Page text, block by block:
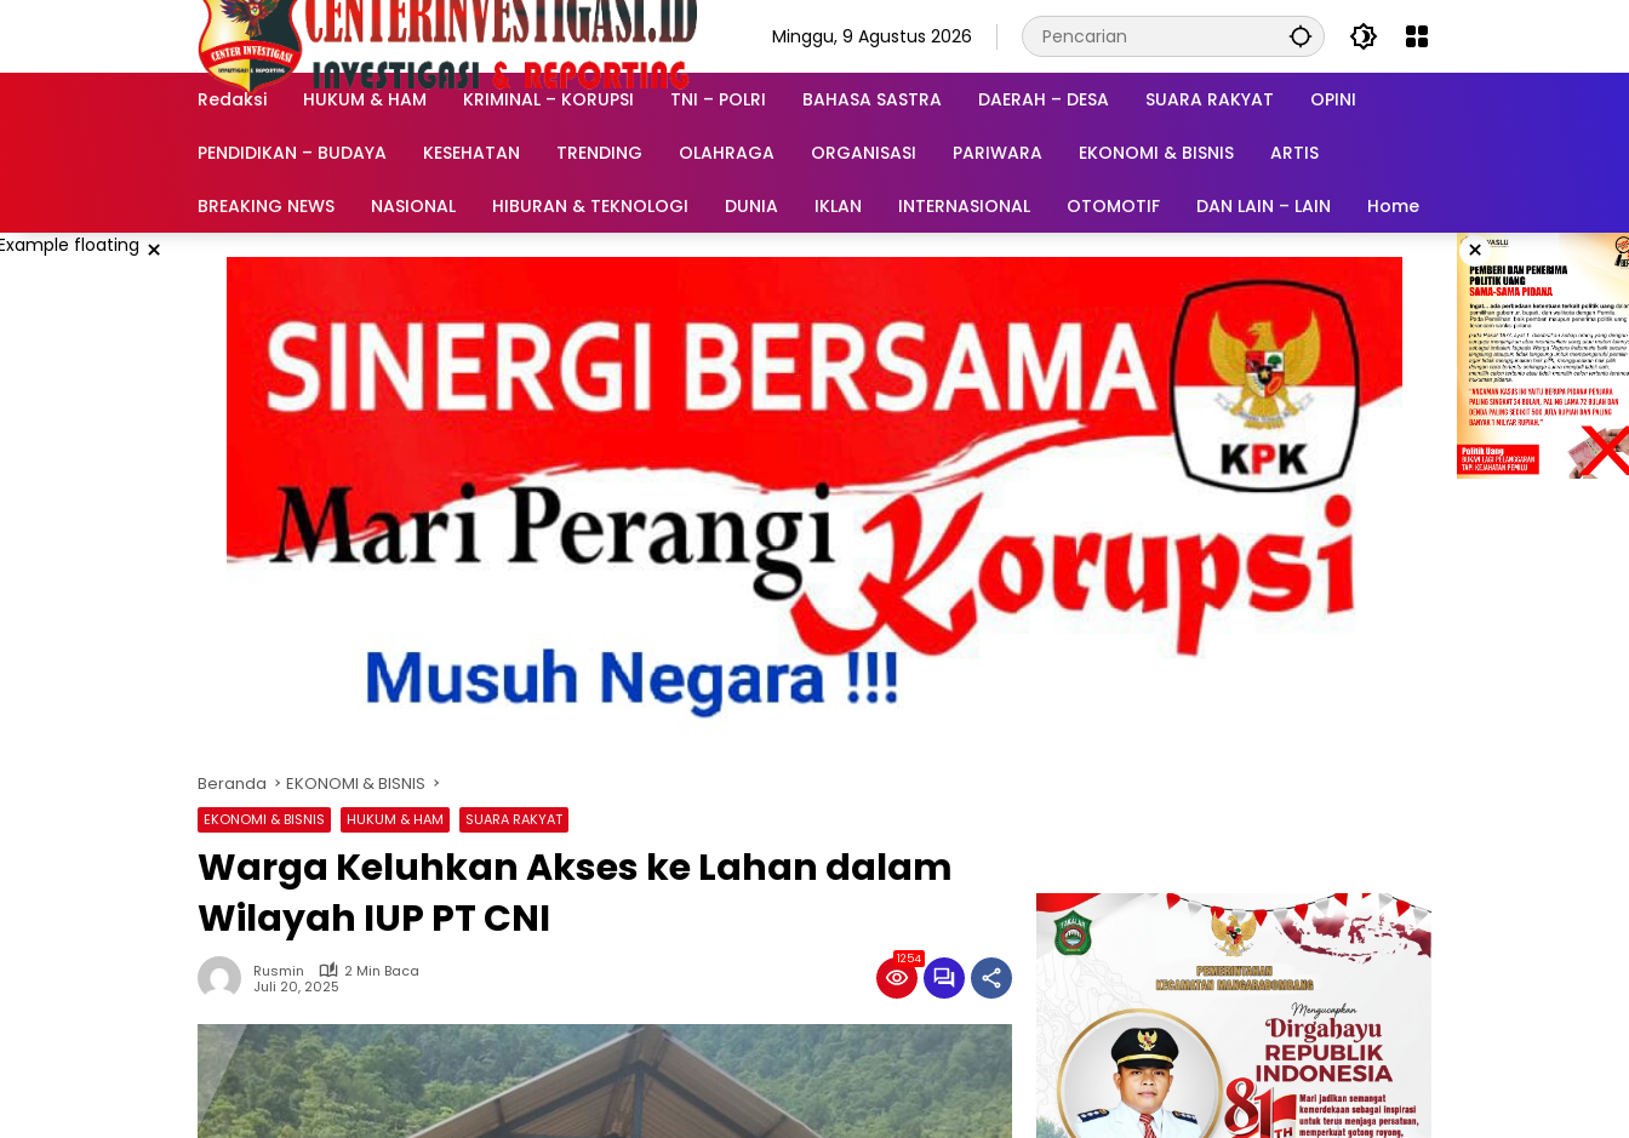
Minggu, 9 Agustus 2026
Redaksi HUKUM & HAM KRIMINAL – KORUPSI TNI – POLRI BAHASA SASTRA DAERAH – DESA SUARA RAKYAT OPINI
PENDIDIKAN – BUDAYA KESEHATAN TRENDING OLAHRAGA ORGANISASI PARIWARA EKONOMI & BISNIS ARTIS
BREAKING NEWS NASIONAL HIBURAN & TEKNOLOGI DUNIA IKLAN INTERNASIONAL OTOMOTIF DAN LAIN – LAIN Home
× ×
Beranda EKONOMI & BISNIS
EKONOMI & BISNIS HUKUM & HAM SUARA RAKYAT
Warga Keluhkan Akses ke Lahan dalam
Wilayah IUP PT CNI
Rusmin
2 Min Baca
Juli 20, 2025
1254